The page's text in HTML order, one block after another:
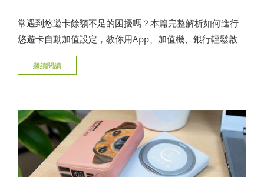
常遇到悠遊卡餘額不足的困擾嗎？本篇完整解析如何進行
悠遊卡自動加值設定，教你用App、加值機、銀行輕鬆啟
用。並且比較一般卡、SuperCard與聯名卡差異，最後推薦
楊竹科技打造的專屬客製悠遊卡，實用又有型，讓你送禮
繼續閱讀